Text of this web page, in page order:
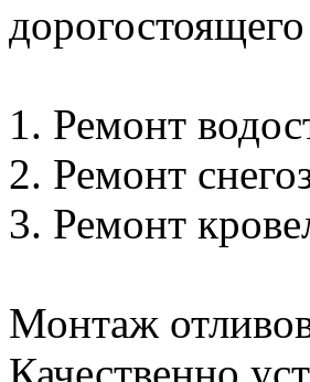
1. Ремонт
2. Ремонт
3. Ремонт
Монтаж